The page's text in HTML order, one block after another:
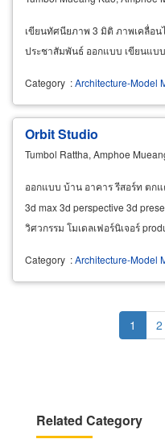
เขียนทัศนียภาพ 3 มิติ ภาพเคลื่อ
ประชาสัมพันธ์ ออกแบบ เขียนแบ
Category :Architecture-Model
Orbit Studio
Tumbol Rattha, Amphoe
ออกแบบ บ้าน อาคาร รีสอร์ท ตก
3d max 3d perspective 3d
วิศวกรรม โมเดลเฟอร์นิเจอร์
Category :Architecture-Model
Current
page
1 2
Related Category